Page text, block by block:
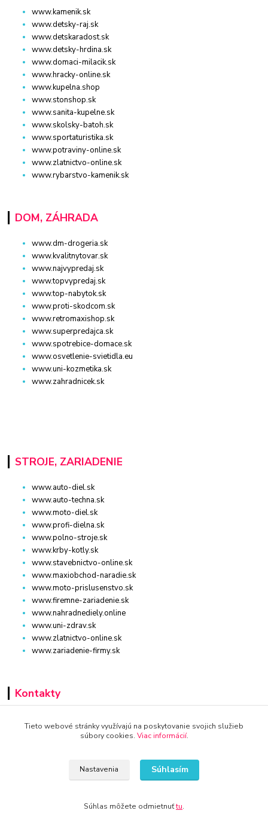
www.kamenik.sk
www.detsky-raj.sk
www.detskaradost.sk
www.detsky-hrdina.sk
www.domaci-milacik.sk
www.hracky-online.sk
www.kupelna.shop
www.stonshop.sk
www.sanita-kupelne.sk
www.skolsky-batoh.sk
www.sportaturistika.sk
www.potraviny-online.sk
www.zlatnictvo-online.sk
www.rybarstvo-kamenik.sk
DOM, ZÁHRADA
www.dm-drogeria.sk
www.kvalitnytovar.sk
www.najvypredaj.sk
www.topvypredaj.sk
www.top-nabytok.sk
www.proti-skodcom.sk
www.retromaxishop.sk
www.superpredajca.sk
www.spotrebice-domace.sk
www.osvetlenie-svietidla.eu
www.uni-kozmetika.sk
www.zahradnicek.sk
STROJE, ZARIADENIE
www.auto-diel.sk
www.auto-techna.sk
www.moto-diel.sk
www.profi-dielna.sk
www.polno-stroje.sk
www.krby-kotly.sk
www.stavebnictvo-online.sk
www.maxiobchod-naradie.sk
www.moto-prislusenstvo.sk
www.firemne-zariadenie.sk
www.nahradnediely.online
www.uni-zdrav.sk
www.zlatnictvo-online.sk
www.zariadenie-firmy.sk
Kontakty
+421 940 949 000
Tieto webové stránky využívajú na poskytovanie svojich služieb
súbory cookies. Viac informácií.
Nastavenia Súhlasím
Súhlas môžete odmietnuťtu.